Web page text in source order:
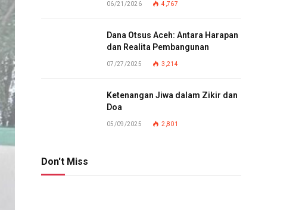
06/21/2026 4,767
Dana Otsus Aceh: Antara Harapan
dan Realita Pembangunan
07/27/2025 3,214
Ketenangan Jiwa dalam Zikir dan
Doa
05/09/2025 2,801
Don't Miss